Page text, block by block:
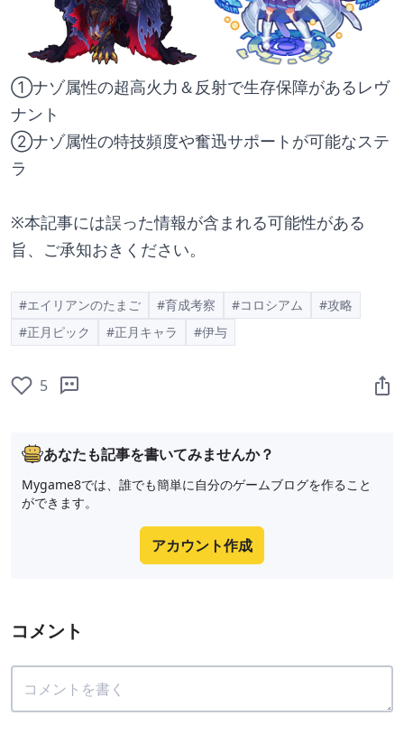
①ナゾ属性の超高火力＆反射で生存保障があるレヴ
ナント
②ナゾ属性の特技頻度や奮迅サポートが可能なステ
ラ
※本記事には誤った情報が含まれる可能性がある
旨、ご承知おきください。
#エイリアンのたまご #育成考察 #コロシアム
#攻略
#正月ピック
#正月キャラ #伊与
5
あなたも記事を書いてみませんか？
Mygame8では、誰でも簡単に自分のゲームブログを作ること
ができます。
アカウント作成
コメント